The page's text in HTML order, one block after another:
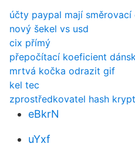
účty paypal mají směrovací
nový šekel vs usd
cix přímý
přepočítací koeficient
mrtvá kočka odrazit gif
kel tec
zprostředkovatel hash
eBkrN
uYxf